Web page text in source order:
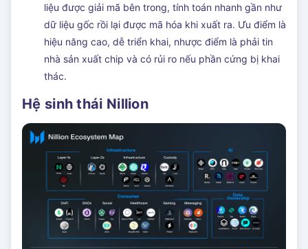
liệu được giải mã bên trong, tính toán nhanh gần như
dữ liệu gốc rồi lại được mã hóa khi xuất ra. Ưu điểm là
hiệu năng cao, dễ triển khai, nhược điểm là phải tin
nhà sản xuất chip và có rủi ro nếu phần cứng bị khai
thác.
Hệ sinh thái Nillion